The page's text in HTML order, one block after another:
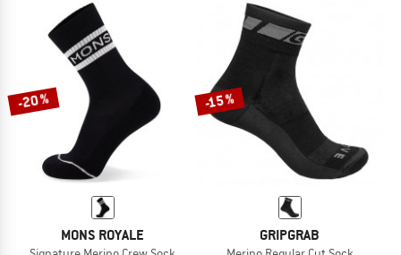
-20 %
MONS ROYALE
-15 %
GRIPGRAB